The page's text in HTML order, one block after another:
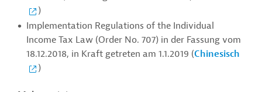
)
Implementation Regulations of the Individual
Income Tax Law (Order No. 707) in der Fassung vom
18.12.2018, in Kraft getreten am 1.1.2019 (Chinesisch
)